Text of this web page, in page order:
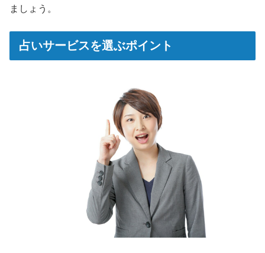
ましょう。
占いサービスを選ぶポイント